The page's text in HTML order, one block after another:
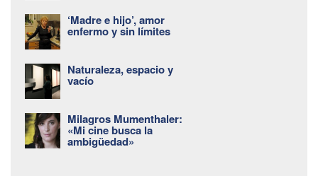
‘Madre e hijo’, amor
enfermo y sin límites
Naturaleza, espacio y
vacío
Milagros Mumenthaler:
«Mi cine busca la
ambigüedad»